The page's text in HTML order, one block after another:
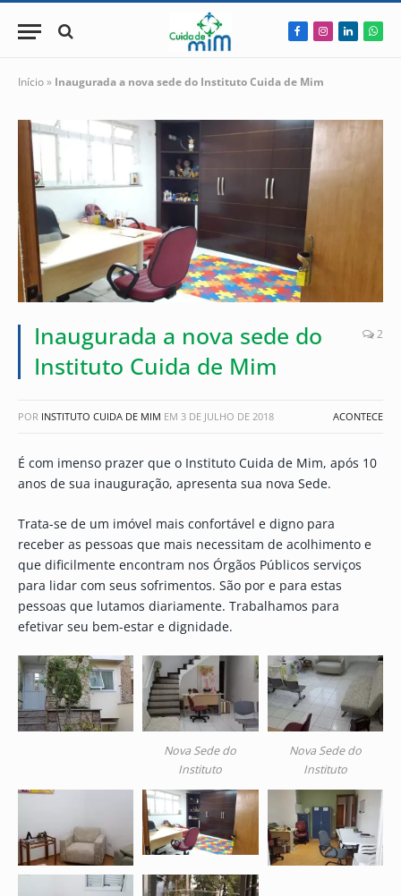
Facebook
Instagram
LinkedIn
Início» Inaugurada a nova sede do Instituto Cuida de Mim
Inaugurada a nova sede do
Instituto Cuida de Mim
2
POR INSTITUTO CUIDA DE MIM EM 3 DE JULHO DE 2018 ACONTECE
É com imenso prazer que o Instituto Cuida de Mim, após 10
anos de sua inauguração, apresenta sua nova Sede.
Trata-se de um imóvel mais confortável e digno para
receber as pessoas que mais necessitam de acolhimento e
que dificilmente encontram nos Órgãos Públicos serviços
para lidar com seus sofrimentos. São por e para estas
pessoas que lutamos diariamente. Trabalhamos para
efetivar seu bem-estar e dignidade.
Nova Sede do
Instituto
Nova Sede do
Instituto